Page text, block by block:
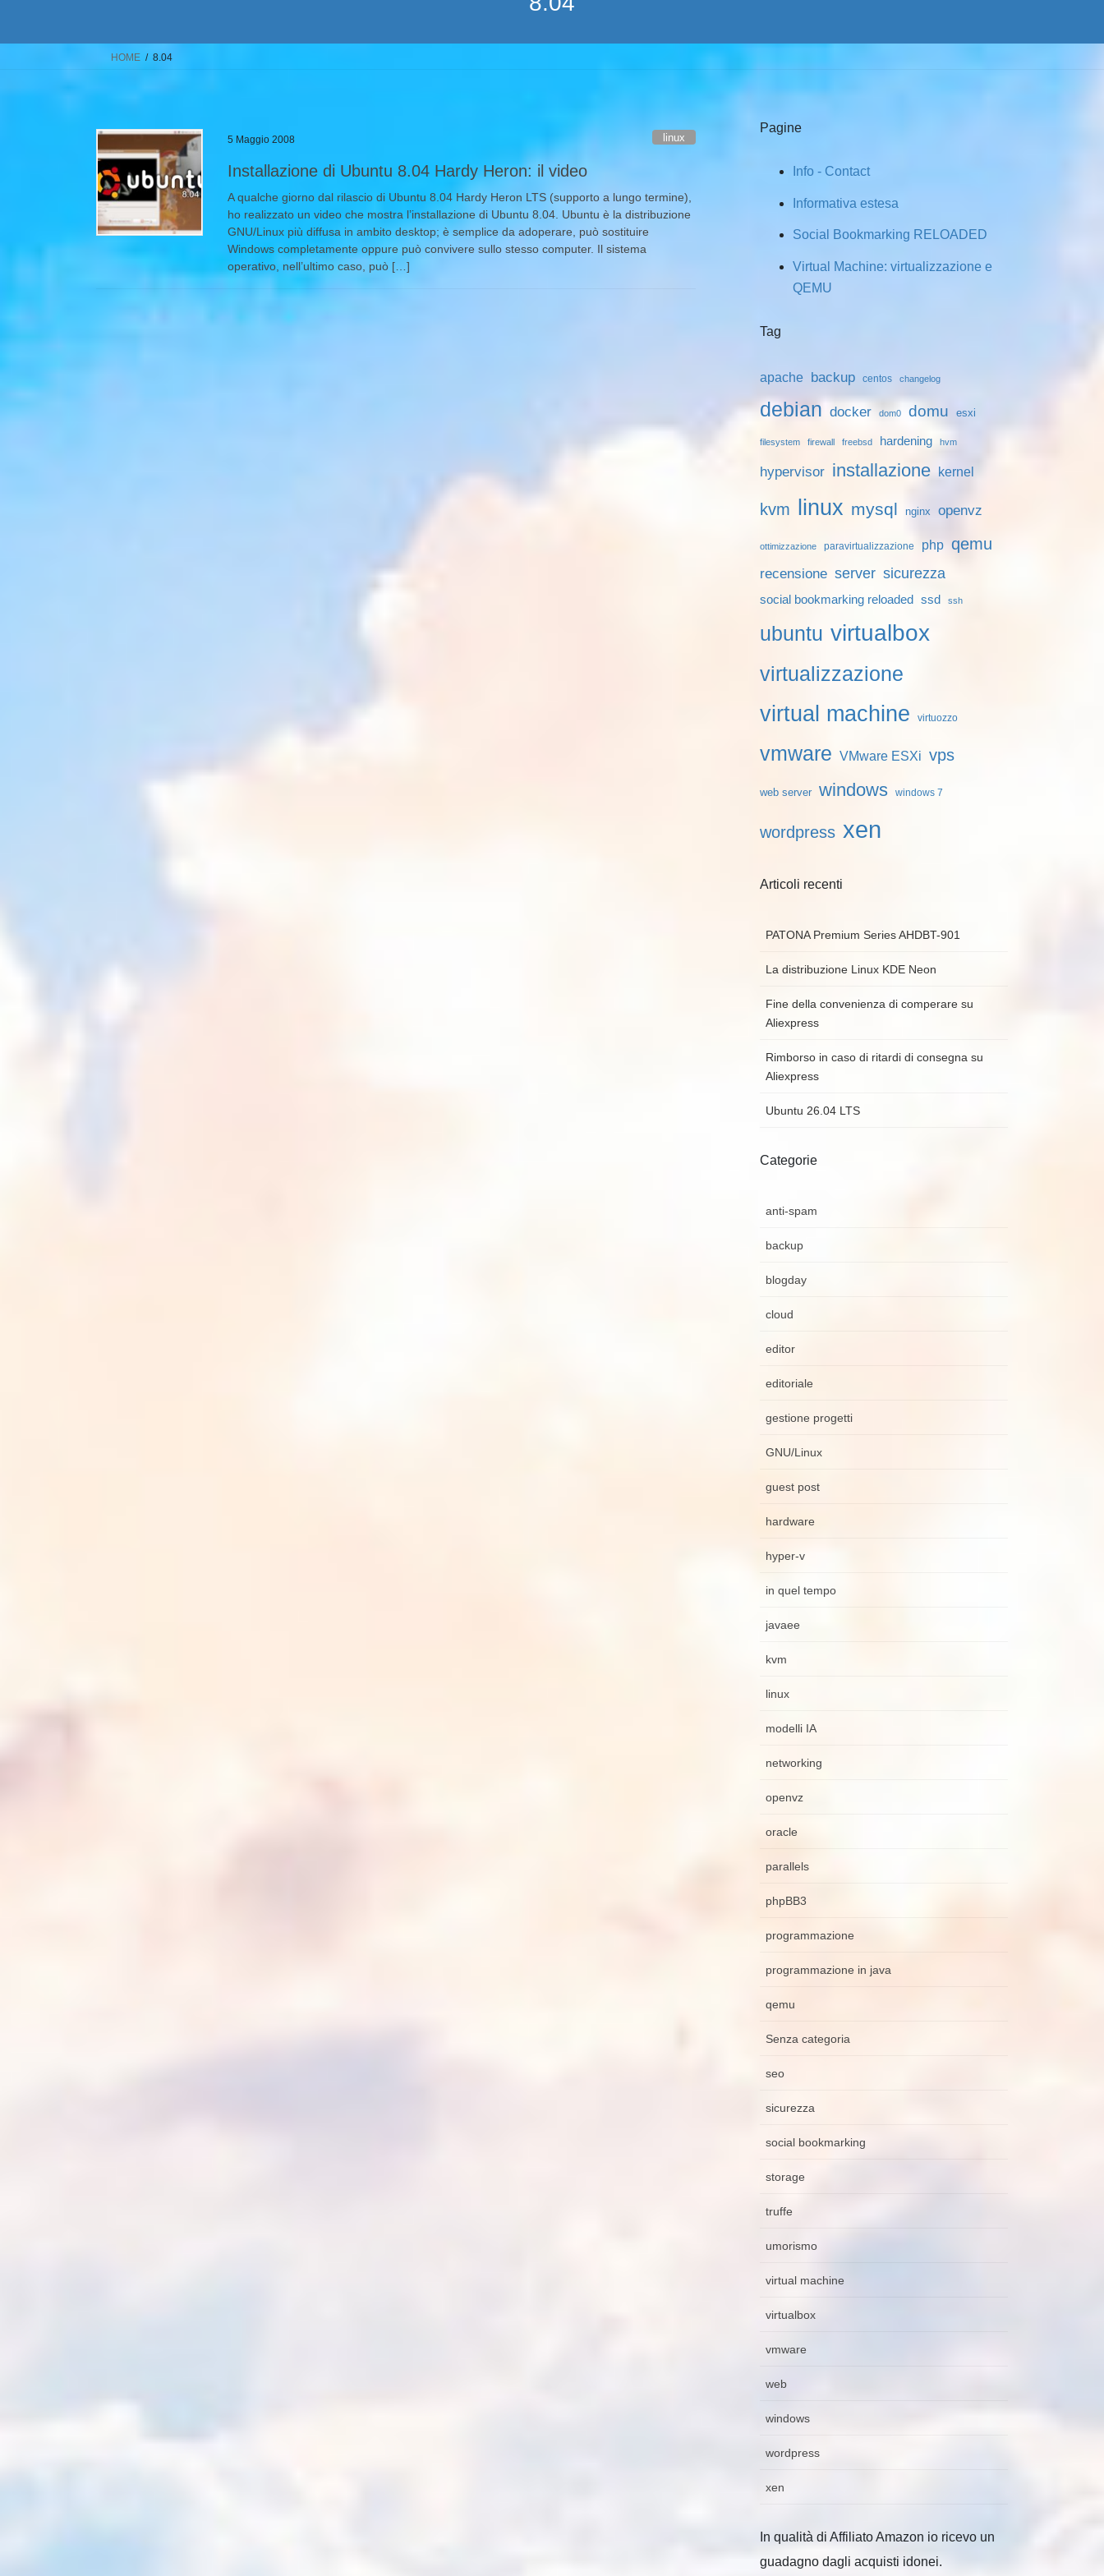
HOME 8.04
5 Maggio 2008 linux
Installazione di Ubuntu 8.04 Hardy Heron: il video
A qualche giorno dal rilascio di Ubuntu 8.04 Hardy Heron LTS (supporto a lungo termine),
ho realizzato un video che mostra l’installazione di Ubuntu 8.04. Ubuntu è la distribuzione
GNU/Linux più diffusa in ambito desktop; è semplice da adoperare, può sostituire
Windows completamente oppure può convivere sullo stesso computer. Il sistema
operativo, nell’ultimo caso, può […]
Pagine
Info - Contact
Informativa estesa
Social Bookmarking RELOADED
Virtual Machine: virtualizzazione e
QEMU
Tag
apache backup centos changelog
debian docker dom0 domu esxi
filesystem firewall freebsd hardening hvm
hypervisor installazione kernel
kvm linux mysql nginx openvz
ottimizzazione paravirtualizzazione php qemu
recensione server sicurezza
social bookmarking reloaded ssd ssh
ubuntu virtualbox
virtualizzazione
virtual machine virtuozzo
vmware VMware ESXi vps
web server windows windows 7
wordpress xen
Articoli recenti
PATONA Premium Series AHDBT-901
La distribuzione Linux KDE Neon
Fine della convenienza di comperare su
Aliexpress
Rimborso in caso di ritardi di consegna su
Aliexpress
Ubuntu 26.04 LTS
Categorie
anti-spam
backup
blogday
cloud
editor
editoriale
gestione progetti
GNU/Linux
guest post
hardware
hyper-v
in quel tempo
javaee
kvm
linux
modelli IA
networking
openvz
oracle
parallels
phpBB3
programmazione
programmazione in java
qemu
Senza categoria
seo
sicurezza
social bookmarking
storage
truffe
umorismo
virtual machine
virtualbox
vmware
web
windows
wordpress
xen
In qualità di Affiliato Amazon io ricevo un
guadagno dagli acquisti idonei.